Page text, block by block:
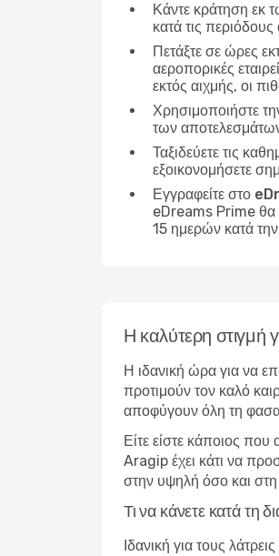
Κάντε κράτηση εκ
κατά τις
Πετάξτε σε ώρες
αεροπορικές
εκτός αιχμής, οι
Χρησιμοποιήστε
των
Ταξιδεύετε τις
εξοικονομήσετε
Εγγραφείτε στο
eDreams Prime θα
15 ημερών κατά
Η καλύτερη στιγμή
Η ιδανική ώρα για να
προτιμούν τον καλό
αποφύγουν όλη τη
Είτε είστε κάποιος
Aragip έχει κάτι να
στην υψηλή όσο και
Τι να κάνετε κατά τη
Ιδανική για τους